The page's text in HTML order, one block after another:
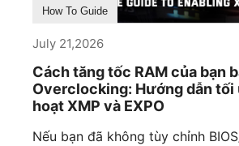
How To Guide
July 21,2026
Cách tăng tốc RAM của bạn
Overclocking: Hướng dẫn tối
hoạt XMP và EXPO
Nếu bạn đã không tùy chỉnh